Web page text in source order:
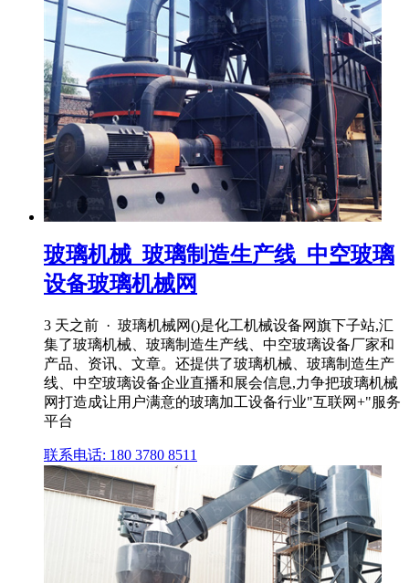
玻璃机械_玻璃制造生产线_中空玻璃
设备玻璃机械网
3 天之前 · 玻璃机械网()是化工机械设备网旗下子站,汇
集了玻璃机械、玻璃制造生产线、中空玻璃设备厂家和
产品、资讯、文章。还提供了玻璃机械、玻璃制造生产
线、中空玻璃设备企业直播和展会信息,力争把玻璃机械
网打造成让用户满意的玻璃加工设备行业"互联网+"服务
平台
联系电话: 180 3780 8511